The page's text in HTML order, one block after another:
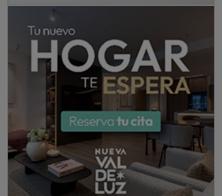
NOTICIAS RELACIONADAS
El nuevo Covirán Budia abre sus puertas